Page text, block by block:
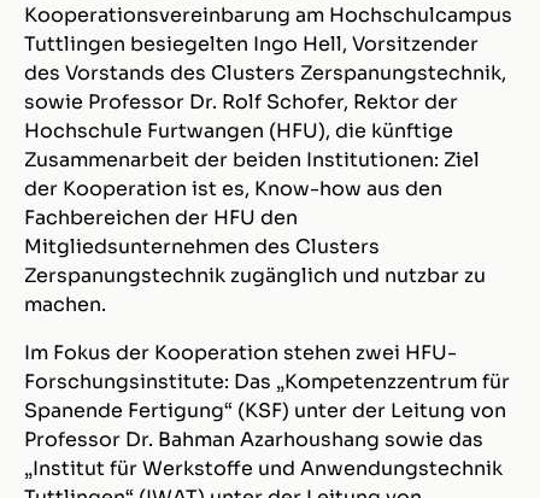
Kooperationsvereinbarung am Hochschulcampus
Tuttlingen besiegelten Ingo Hell, Vorsitzender
des Vorstands des Clusters Zerspanungstechnik,
sowie Professor Dr. Rolf Schofer, Rektor der
Hochschule Furtwangen (HFU), die künftige
Zusammenarbeit der beiden Institutionen: Ziel
der Kooperation ist es, Know-how aus den
Fachbereichen der HFU den
Mitgliedsunternehmen des Clusters
Zerspanungstechnik zugänglich und nutzbar zu
machen.
Im Fokus der Kooperation stehen zwei HFU-
Forschungsinstitute: Das „Kompetenzzentrum für
Spanende Fertigung“ (KSF) unter der Leitung von
Professor Dr. Bahman Azarhoushang sowie das
„Institut für Werkstoffe und Anwendungstechnik